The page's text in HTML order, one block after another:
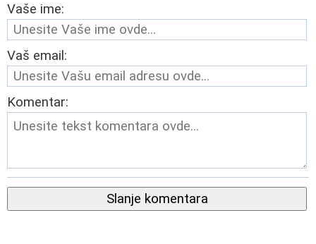
Vaše ime:
Vaš email:
Komentar:
Slanje komentara